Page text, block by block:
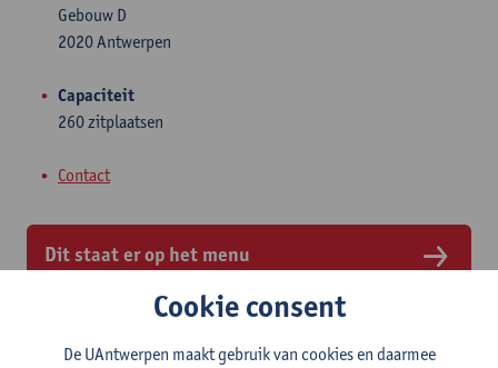
Gebouw D
2020 Antwerpen
Capaciteit
260 zitplaatsen
Contact
Dit staat er op het menu
Cookie consent
De UAntwerpen maakt gebruik van cookies en daarmee